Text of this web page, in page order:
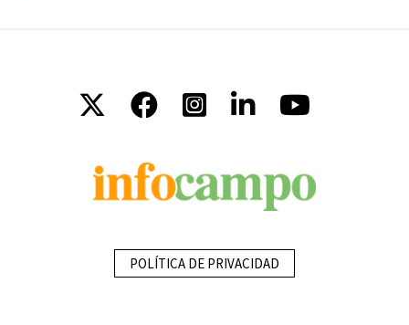
POLÍTICA DE PRIVACIDAD